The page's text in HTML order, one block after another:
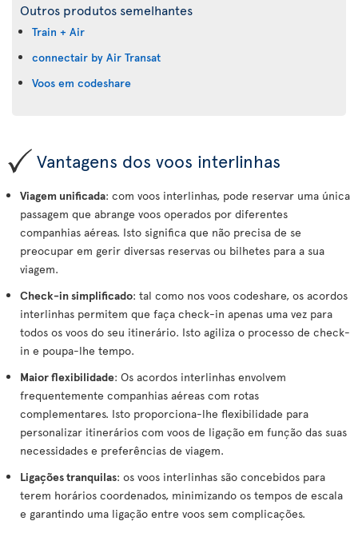
Outros produtos semelhantes
Train + Air
connectair by Air Transat
Voos em codeshare
Vantagens dos voos interlinhas
Viagem unificada: com voos interlinhas, pode reservar uma única
passagem que abrange voos operados por diferentes
companhias aéreas. Isto significa que não precisa de se
preocupar em gerir diversas reservas ou bilhetes para a sua
viagem.
Check-in simplificado: tal como nos voos codeshare, os acordos
interlinhas permitem que faça check-in apenas uma vez para
todos os voos do seu itinerário. Isto agiliza o processo de check-
in e poupa-lhe tempo.
Maior flexibilidade: Os acordos interlinhas envolvem
frequentemente companhias aéreas com rotas
complementares. Isto proporciona-lhe flexibilidade para
personalizar itinerários com voos de ligação em função das suas
necessidades e preferências de viagem.
Ligações tranquilas: os voos interlinhas são concebidos para
terem horários coordenados, minimizando os tempos de escala
e garantindo uma ligação entre voos sem complicações.